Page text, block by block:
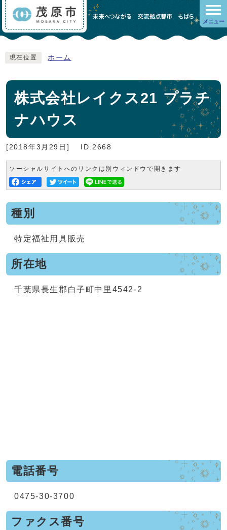
メニュー
現在位置 ホーム
株式会社レイクス21 プラチ
ナハウス
[2018年3月29日] ID:2668
ソーシャルサイトへのリンクは別ウィンドウで開きます
種別
特定福祉用具販売
所在地
千葉県長生郡白子町中里4542-2
電話番号
0475-30-3700
ファクス番号